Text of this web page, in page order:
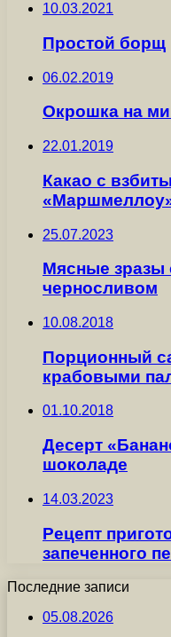
10.03.2021
Простой борщ
06.02.2019
Окрошка на
22.01.2019
Какао с
25.07.2023
Мясные зразы
черносливом
10.08.2018
Порционный
крабовыми
01.10.2018
Десерт
шоколаде
14.03.2023
Рецепт
запеченного
Последние записи
05.08.2026